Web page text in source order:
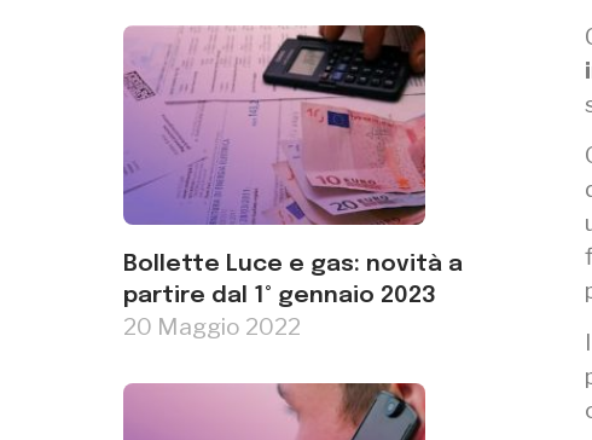
Bollette Luce e gas: novità a
partire dal 1° gennaio 2023
20 Maggio 2022